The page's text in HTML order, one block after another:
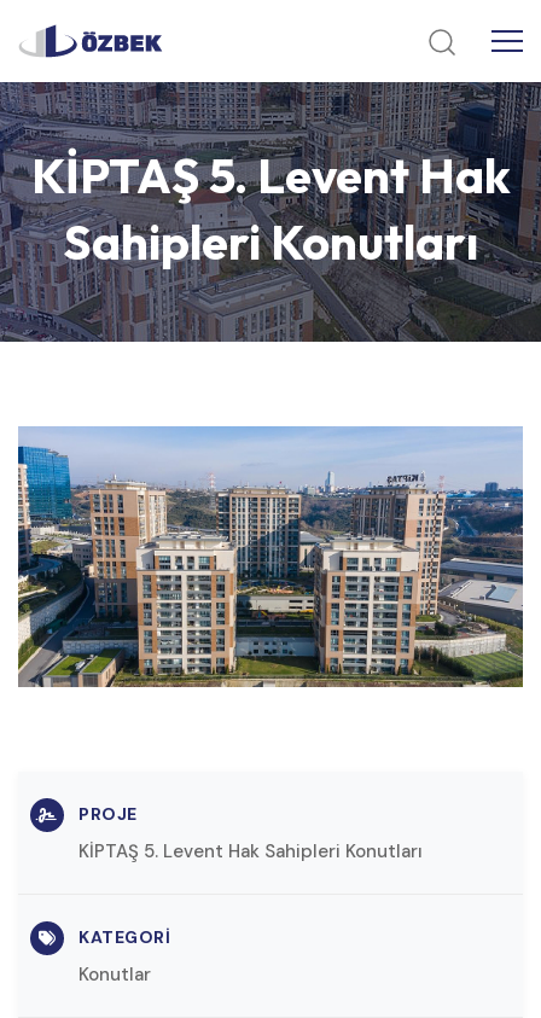
KİPTAŞ5.LeventHak
SahipleriKonutları
PROJE
KİPTAŞ 5. Levent Hak Sahipleri Konutları
KATEGORI
Konutlar